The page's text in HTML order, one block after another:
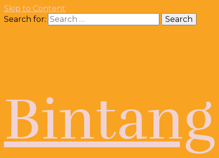
Skip to Content
Search for:
Bintang